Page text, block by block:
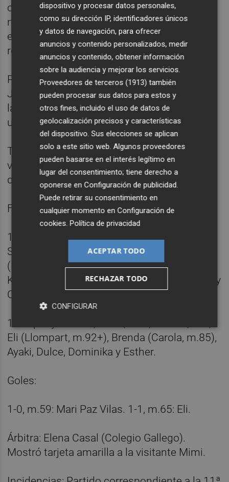
orden hasta que Mari Paz Vila abrió el
marcador en el minuto 59 con su
espectacular gol, con un chilena tras un
rechace de la defensa del Espanyol.
Pero la alegría le duró poco al equipo de
Jesús Oliva, después de que Eli devolviese
las tablas al marcador en el minuto 65 en
una de las pocas ocasiones visitantes.
Tras el gol, el Valencia intentó recobrar la
ventaja en el marcador pero el trabajo
defensivo del rival anuló cualquier opción.
Ficha técnica:
1 - Valencia: Vreugdenhil, Ivana, Mari Paz,
Szymanovski (Ale, m.76), Carol, Lombi
(Navalon, m.66), Débora (Sandra, m.66),
Karpova (Peiró, m.76), Gio Carreras, Pauleta y
Cubedo.
1 - Espanyol: Mimi, Berta, Inés, Baudet, Leti,
Eli (Llompart, m.92+), Brenda (Carola, m.85),
Ayaki, Dulce, Dominika y Esther.
Goles:
1-0, m.59: Mari Paz Vilas. 1-1, m.65: Eli.
Árbitra: Elena Casal (Colegio Gallego).
Mostró tarjeta amarilla a la visitante Mimi.
dispositivo y procesar datos personales,
como su dirección IP, identificadores únicos
y datos de navegación, para ofrecer
anuncios y contenido personalizados, medir
anuncios y contenido, obtener información
sobre la audiencia y mejorar los servicios.
Proveedores de terceros (1913) también
pueden procesar sus datos para estos y
otros fines, incluido el uso de datos de
geolocalización precisos y características
del dispositivo. Sus elecciones se aplican
solo a este sitio web. Algunos proveedores
pueden basarse en el interés legítimo en
lugar del consentimiento; tiene derecho a
oponerse enConfiguración de publicidad
Puede retirar su consentimiento en
cualquier momento enConfiguración de
cookies .Política de privacidad
ACEPTAR TODO
RECHAZAR TODO
CONFIGURAR